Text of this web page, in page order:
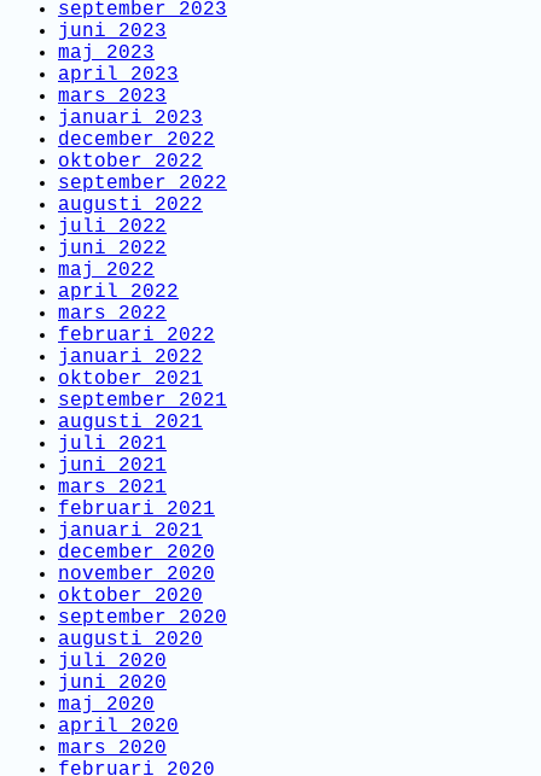
september 2023
juni 2023
maj 2023
april 2023
mars 2023
januari 2023
december 2022
oktober 2022
september 2022
augusti 2022
juli 2022
juni 2022
maj 2022
april 2022
mars 2022
februari 2022
januari 2022
oktober 2021
september 2021
augusti 2021
juli 2021
juni 2021
mars 2021
februari 2021
januari 2021
december 2020
november 2020
oktober 2020
september 2020
augusti 2020
juli 2020
juni 2020
maj 2020
april 2020
mars 2020
februari 2020